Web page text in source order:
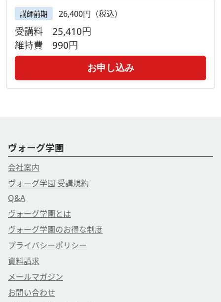
講師前期 26,400円（税込）
受講料 25,410円
維持費 990円
お申し込み
ヴォーグ学園
会社案内
ヴォーグ学園 受講規約
Q&A
ヴォーグ学園とは
ヴォーグ学園のお得な制度
プライバシーポリシー
資料請求
メールマガジン
お問い合わせ